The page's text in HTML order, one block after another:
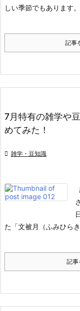
しい季節でもあります。
記事
7月特有の雑学や
めてみた！
 雑学・豆知識
た「文被月（ふみひら
記事